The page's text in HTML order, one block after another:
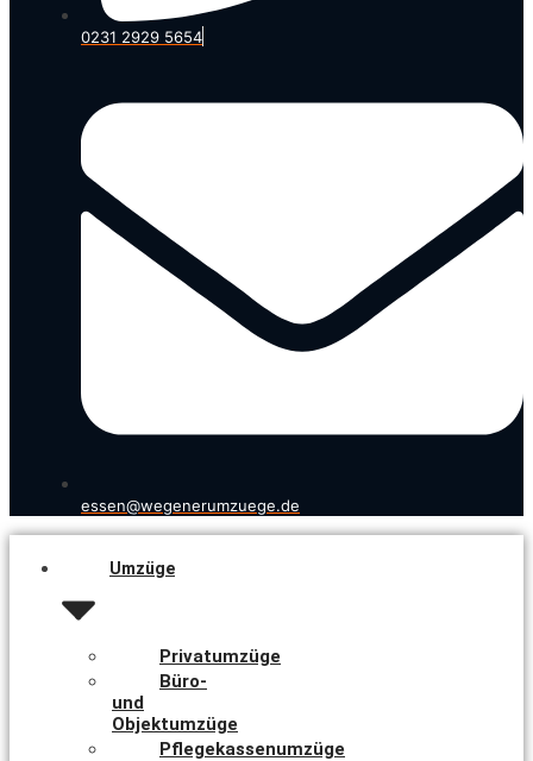
0231 2929 5654
essen@wegenerumzuege.de
Umzüge
Privatumzüge
Büro-
und
Objektumzüge
Pflegekassenumzüge